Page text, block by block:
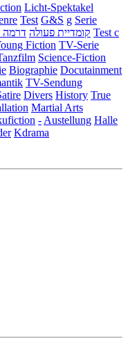
Licht-Spektakel
Test G&S g Serie
קומדיית פעולה דרמה
Test c
Fiction TV-Serie
Science-Fiction
Biographie Docutainment
TV-Sendung
Divers History True
Martial Arts
- Austellung Halle
Kdrama